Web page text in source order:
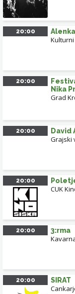
20:00
20:00
Nika
Grad
20:00 David
Grajski
20:00
CUK
20:00 3:rma
20:00 SIRAT